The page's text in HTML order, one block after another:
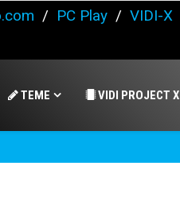
/ PC Play / VIDI-X
TEME VIDI PROJECT X